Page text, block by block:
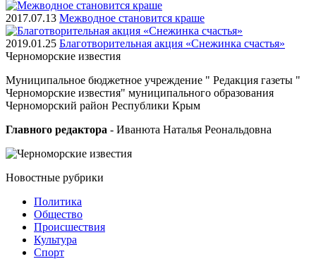
2017.07.13 Межводное становится краше
2019.01.25 Благотворительная акция «Снежинка счастья»
Черноморские известия
Муниципальное бюджетное учреждение " Редакция газеты "
Черноморские известия" муниципального образования
Черноморский район Республики Крым
Главного редактора - Иванюта Наталья Реональдовна
Новостные рубрики
Политика
Общество
Проиcшествия
Культура
Спорт